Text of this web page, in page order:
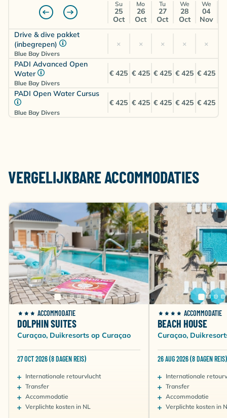
Su
25
Oct
Mo
26
Oct
Tu
27
Oct
We
28
Oct
We
04
Nov
Drive & dive pakket
(inbegrepen)
Blue Bay Divers
× × × × ×
PADI Advanced Open
Water
Blue Bay Divers
€ 425 € 425 € 425 € 425 € 425
PADI Open Water Cursus
Blue Bay Divers
€ 425 € 425 € 425 € 425 € 425
VERGELIJKBARE ACCOMMODATIES
ACCOMMODATIE
DOLPHIN SUITES
Curaçao, Duikresorts op Curaçao
27 OCT 2026 (8 DAGEN REIS)
Internationale retourvlucht
Transfer
Accommodatie
Verplichte kosten in NL
ACCOMMODATIE
BEACH HOUSE
Curaçao,
26 AUG 2026 (8 DAGEN REIS)
Internationale
Transfer
Accommodatie
Verplichte kosten in